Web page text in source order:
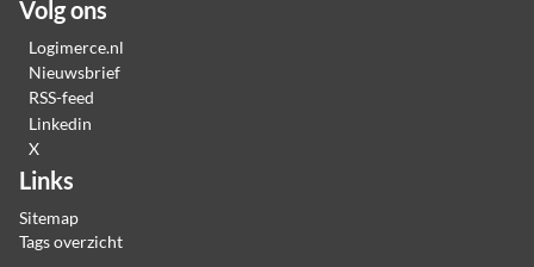
Volg ons
Logimerce.nl
Nieuwsbrief
RSS-feed
Linkedin
X
Links
Sitemap
Tags overzicht